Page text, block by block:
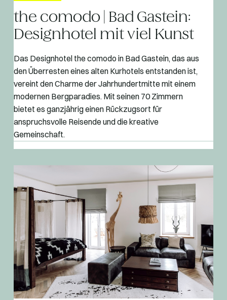
the comodo | Bad Gastein:
Designhotel mit viel Kunst
Das Designhotel the comodo in Bad Gastein, das aus
den Überresten eines alten Kurhotels entstanden ist,
vereint den Charme der Jahrhundertmitte mit einem
modernen Bergparadies. Mit seinen 70 Zimmern
bietet es ganzjährig einen Rückzugsort für
anspruchsvolle Reisende und die kreative
Gemeinschaft.